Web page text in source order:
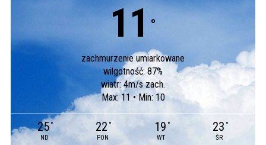
11 °
zachmurzenie umiarkowane
wilgotność: 87%
wiatr: 4m/s zach.
Max: 11 • Min: 10
25 °
ND
22 °
PON
19 °
WT
23 °
ŚR